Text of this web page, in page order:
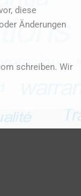
diese
Änderungen
schreiben. Wir